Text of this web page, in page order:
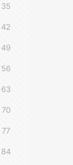
35
42
49
56
63
70
77
84